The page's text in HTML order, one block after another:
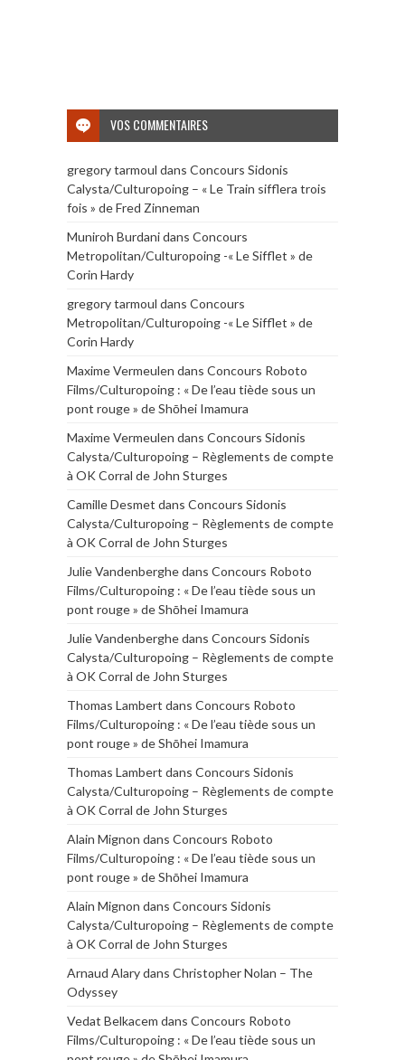
VOS COMMENTAIRES
gregory tarmoul dans Concours Sidonis
Calysta/Culturopoing – « Le Train sifflera trois
fois » de Fred Zinneman
Muniroh Burdanidans Concours
Metropolitan/Culturopoing -« Le Sifflet » de
Corin Hardy
gregory tarmoul dans Concours
Metropolitan/Culturopoing -« Le Sifflet » de
Corin Hardy
Maxime Vermeulen dans Concours Roboto
Films/Culturopoing : « De l’eau tiède sous un
pont rouge » de Shōhei Imamura
Maxime Vermeulen dans Concours Sidonis
Calysta/Culturopoing – Règlements de compte
à OK Corral de John Sturges
Camille Desmet dans Concours Sidonis
Calysta/Culturopoing – Règlements de compte
à OK Corral de John Sturges
Julie Vandenberghedans Concours Roboto
Films/Culturopoing : « De l’eau tiède sous un
pont rouge » de Shōhei Imamura
Julie Vandenberghedans Concours Sidonis
Calysta/Culturopoing – Règlements de compte
à OK Corral de John Sturges
Thomas Lambert dans Concours Roboto
Films/Culturopoing : « De l’eau tiède sous un
pont rouge » de Shōhei Imamura
Thomas Lambert dans Concours Sidonis
Calysta/Culturopoing – Règlements de compte
à OK Corral de John Sturges
Alain Mignon dans Concours Roboto
Films/Culturopoing : « De l’eau tiède sous un
pont rouge » de Shōhei Imamura
Alain Mignon dans Concours Sidonis
Calysta/Culturopoing – Règlements de compte
à OK Corral de John Sturges
Arnaud Alarydans Christopher Nolan – The
Odyssey
Vedat Belkacem dans Concours Roboto
Films/Culturopoing : « De l’eau tiède sous un